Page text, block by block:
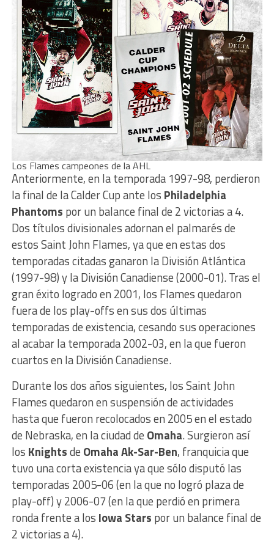
Los Flames campeones de la AHL
Anteriormente, en la temporada 1997-98, perdieron
la final de la Calder Cup ante los Philadelphia
Phantoms por un balance final de 2 victorias a 4.
Dos títulos divisionales adornan el palmarés de
estos Saint John Flames, ya que en estas dos
temporadas citadas ganaron la División Atlántica
(1997-98) y la División Canadiense (2000-01). Tras el
gran éxito logrado en 2001, los Flames quedaron
fuera de los play-offs en sus dos últimas
temporadas de existencia, cesando sus operaciones
al acabar la temporada 2002-03, en la que fueron
cuartos en la División Canadiense.
Durante los dos años siguientes, los Saint John
Flames quedaron en suspensión de actividades
hasta que fueron recolocados en 2005 en el estado
de Nebraska, en la ciudad de Omaha. Surgieron así
los Knightsde Omaha Ak-Sar-Ben, franquicia que
tuvo una corta existencia ya que sólo disputó las
temporadas 2005-06 (en la que no logró plaza de
play-off) y 2006-07 (en la que perdió en primera
ronda frente a los Iowa Stars por un balance final de
2 victorias a 4).